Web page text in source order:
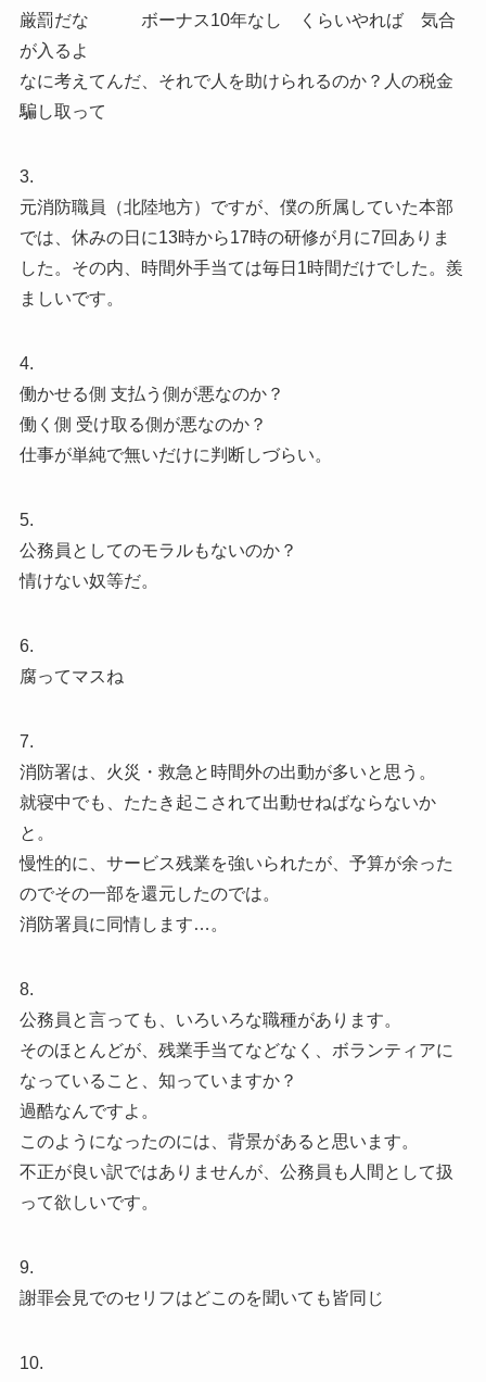
厳罰だな ボーナス10年なし くらいやれば 気合
が入るよ
なに考えてんだ、それで人を助けられるのか？人の税金
騙し取って
3.
元消防職員（北陸地方）ですが、僕の所属していた本部
では、休みの日に13時から17時の研修が月に7回ありま
した。その内、時間外手当ては毎日1時間だけでした。羨
ましいです。
4.
働かせる側 支払う側が悪なのか？
働く側 受け取る側が悪なのか？
仕事が単純で無いだけに判断しづらい。
5.
公務員としてのモラルもないのか？
情けない奴等だ。
6.
腐ってマスね
7.
消防署は、火災・救急と時間外の出動が多いと思う。
就寝中でも、たたき起こされて出動せねばならないか
と。
慢性的に、サービス残業を強いられたが、予算が余った
のでその一部を還元したのでは。
消防署員に同情します…。
8.
公務員と言っても、いろいろな職種があります。
そのほとんどが、残業手当てなどなく、ボランティアに
なっていること、知っていますか？
過酷なんですよ。
このようになったのには、背景があると思います。
不正が良い訳ではありませんが、公務員も人間として扱
って欲しいです。
9.
謝罪会見でのセリフはどこのを聞いても皆同じ
10.